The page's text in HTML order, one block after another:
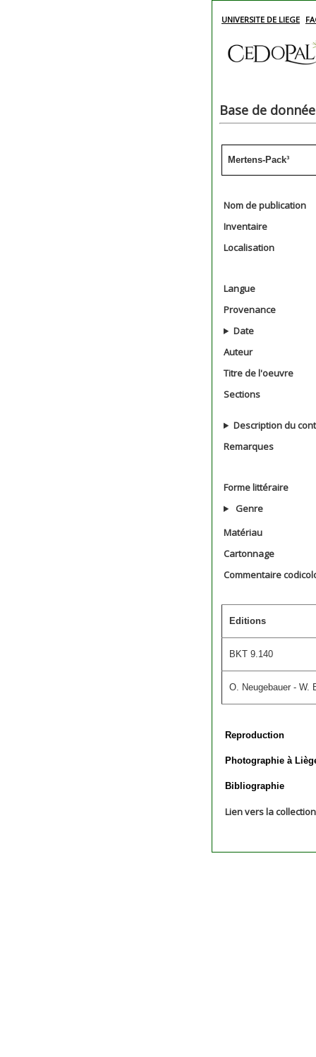
UNIVERSITE DE LIEGE
Base de
Mertens-Pack³
Nom de publication
Inventaire
Localisation
Langue
Provenance
Date
Auteur
Titre de l'oeuvre
Sections
Description du
Remarques
Forme littéraire
Genre
Matériau
Cartonnage
Commentaire
Editions
BKT 9.140
O. Neugebauer - W.
Reproduction
Photographie à
Bibliographie
Lien vers la